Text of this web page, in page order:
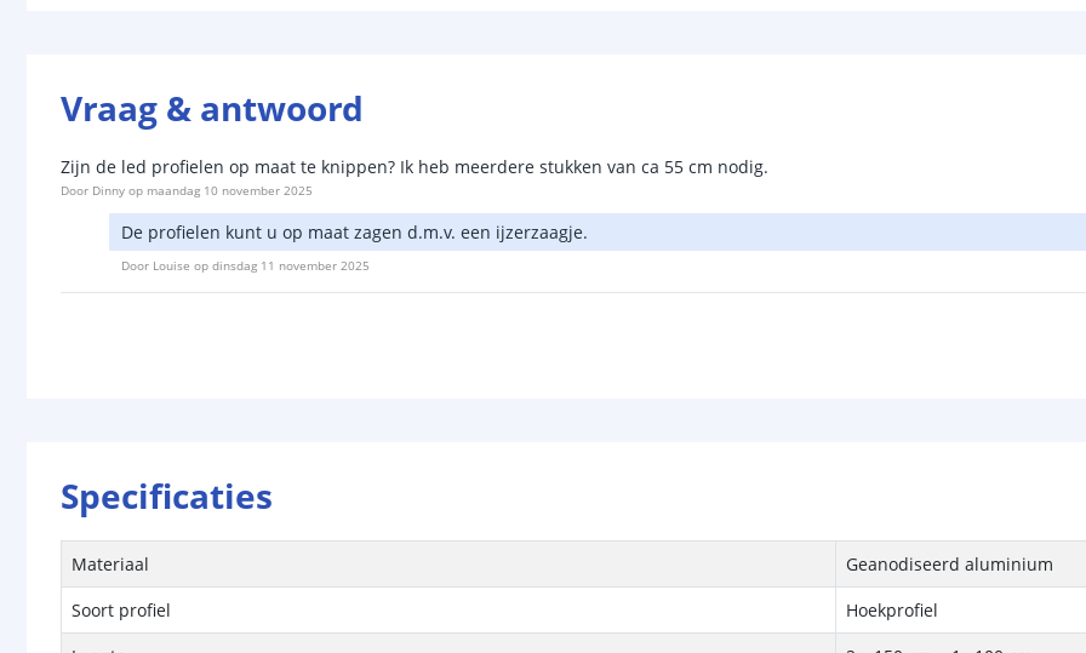
Vraag & antwoord
Zijn de led profielen op maat te knippen? Ik heb meerdere stukken van ca 55 cm nodig.
Door Dinny op maandag 10 november 2025
De profielen kunt u op maat zagen d.m.v. een ijzerzaagje.
Door Louise op dinsdag 11 november 2025
Specificaties
Materiaal
Geanodiseerd aluminium
Soort profiel
Hoekprofiel